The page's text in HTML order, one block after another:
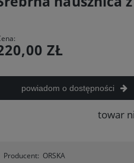
ZŁ
powiadom o dostępności
towar
Producent: ORSKA